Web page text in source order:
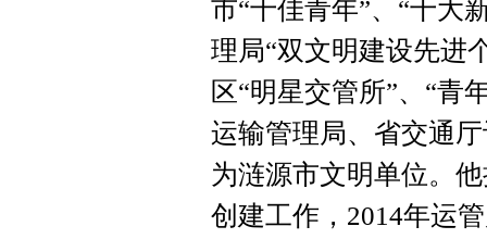
市“十佳青年”、“十大
理局“双文明建设先进
区“明星交管所”、“青
运输管理局、省交通
为涟源市文明单位。
创建工作，2014年运